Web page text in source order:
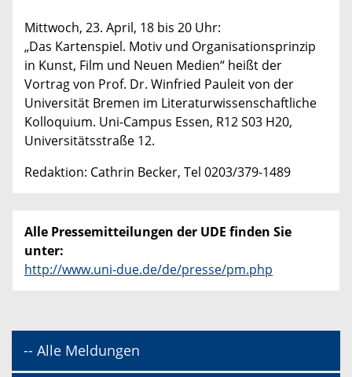
Mittwoch, 23. April, 18 bis 20 Uhr:
„Das Kartenspiel. Motiv und Organisationsprinzip
in Kunst, Film und Neuen Medien“ heißt der
Vortrag von Prof. Dr. Winfried Pauleit von der
Universität Bremen im Literaturwissenschaftliche
Kolloquium. Uni-Campus Essen, R12 S03 H20,
Universitätsstraße 12.
Redaktion: Cathrin Becker, Tel 0203/379-1489
Alle Pressemitteilungen der UDE finden Sie
unter:
http://www.uni-due.de/de/presse/pm.php
-- Alle Meldungen